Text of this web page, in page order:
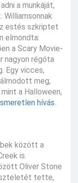
a munkáját,
Williamsonnak
estés szkriptet
elmondta:
a Scary Movie-
nagyon régóta
Egy vicces,
meg,
a Halloween,
hívás.
között a
is.
Oliver Stone
tette,